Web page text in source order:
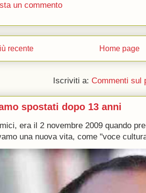
un commento
recente Home page
Iscriviti a: Commenti sul
spostati dopo 13 anni
era il 2 novembre 2009 quando
una nuova vita, come "voce